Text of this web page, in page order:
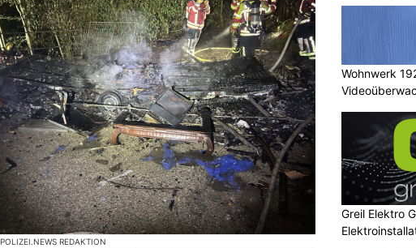
POLIZEI.NEWS REDAKTION
Wohnwerk
Greil Elektro